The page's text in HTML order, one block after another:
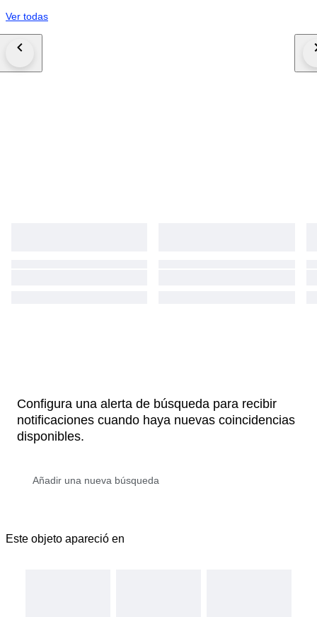
Ver todas
Configura una alerta de búsqueda para recibir
notificaciones cuando haya nuevas coincidencias
disponibles.
Este objeto apareció en